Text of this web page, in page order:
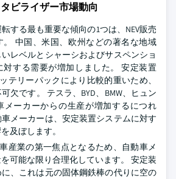
ビライザー市場動向
する最も重要な傾向の1つは、NEV販売
。 中国、米国、欧州などの著名な地域
いレベルとシャーシおよびサスペンショ
対する需要が増加しました。 安定装置
テリーパックにより比較的重いため、
欠です。 テスラ、BYD、BMW、ヒュン
メーカーからの生産が増加するにつれ
メーカーは、安定装置システムに対す
及ぼします。
産業の第一焦点となるため、自動車メ
可能な限り合理化しています。 安定装
、これは元の固体鋼鉄棒の代りに空の